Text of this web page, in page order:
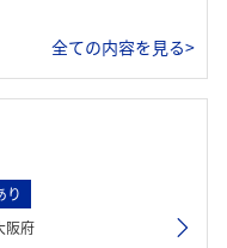
全ての内容を見る>
り
阪府